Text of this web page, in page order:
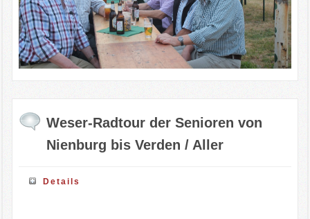
Weser-Radtour der Senioren von
Nienburg bis Verden / Aller
Details